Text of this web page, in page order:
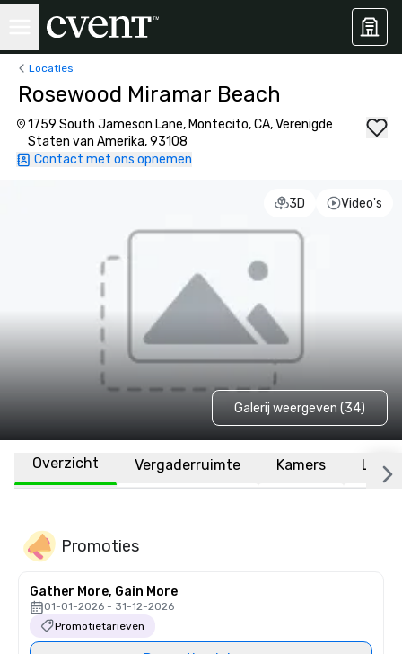
Locaties
Rosewood Miramar Beach
1759 South Jameson Lane, Montecito, CA, Verenigde
Staten van Amerika, 93108
Contact met ons opnemen
3D Video's
Galerij weergeven (34)
Overzicht Vergaderruimte Kamers
Promoties
Gather More, Gain More
01-01-2026 - 31-12-2026
Promotietarieven